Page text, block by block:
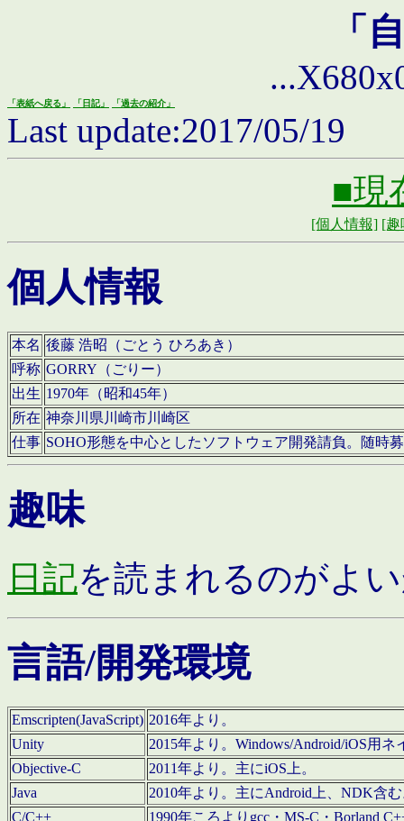
「
「表紙へ戻る」 「日記」 「過去の紹介」
Last update:2017/05/19
■現
[個人情報] [趣
個人情報
本名 後藤 浩昭（ごとう ひろあき）
呼称 GORRY（ごりー）
出生 1970年（昭和45年）
所在 神奈川県川崎市川崎区
仕事 SOHO形態を中心としたソフトウェア開発請負。随時
趣味
日記を読まれるのがよ
言語/開発環境
Emscripten(JavaScript) 2016年より。
Unity
2015年より。Windows/Android/iOS用
Objective-C
2011年より。主にiOS上。
Java
2010年より。主にAndroid上、NDK含
C/C++
1990年ころよりgcc・MS-C・Borland